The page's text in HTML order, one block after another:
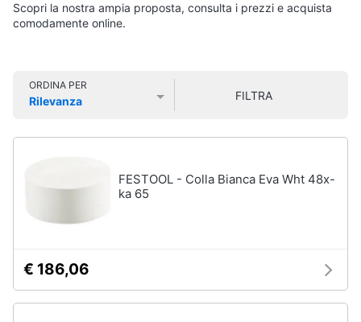
Tv
Cinema
home
Audio
Clima
Scopri la nostra ampia proposta, consulta i prezzi e acquista
comodamente online.
ORDINA PER
Rilevanza
FILTRA
FESTOOL - Colla Bianca Eva Wht 48x-
ka 65
€ 186,06